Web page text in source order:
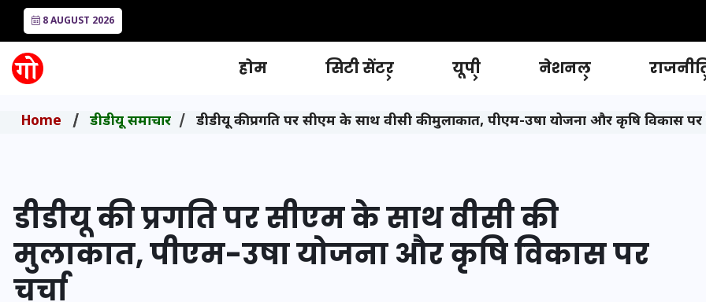
8 AUGUST 2026
होम सिटी सेंटर यूपी नेशनल
Home डीडीयू समाचार डीडीयू की प्रगति पर सीएम के साथ वीसी की मुलाकात, पीएम-उषा योजना और कृषि विकास पर
डीडीयू की प्रगति पर सीएम के साथ वीसी की
मुलाकात, पीएम-उषा योजना और कृषि विकास पर
चर्चा